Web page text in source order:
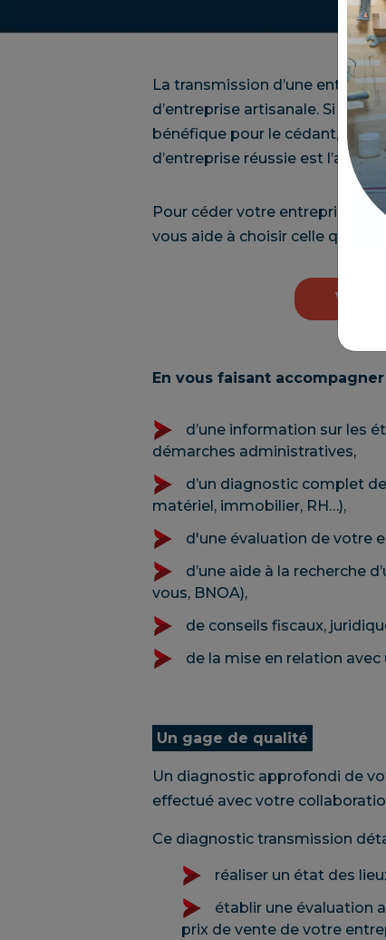
La transmission d’une
d’entreprise artisanale. Si la
bénéfique pour le cédant,
d’entreprise réussie est
Pour céder votre entreprise,
vous aide à choisir celle qui
Voir
En vous faisant
d’une information sur les
démarches administratives,
d’un diagnostic complet
matériel, immobilier, RH…),
d'une évaluation de votre
d’une aide à la recherche
vous, BNOA),
de conseils fiscaux,
de la mise en relation
Un gage de qualité
Un diagnostic approfondi de
effectué avec votre
Ce diagnostic transmission
réaliser un état des
établir une évaluation
prix de vente de votre